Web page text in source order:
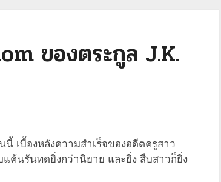
ของตระกูล J.K.
เบื้องหลังความสำเร็จของอดีตครูสาว
ค้นรันทดยิ่งกว่านิยาย และยิ่ง สืบสาวก็ยิ่ง